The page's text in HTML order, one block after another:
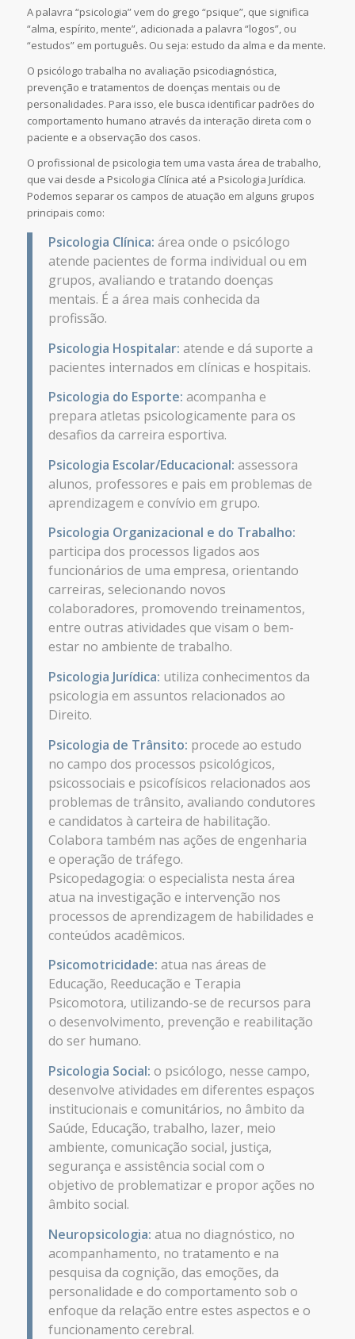
A palavra “psicologia” vem do grego “psique”, que significa
“alma, espírito, mente”, adicionada a palavra “logos”, ou
“estudos” em português. Ou seja: estudo da alma e da mente.
O psicólogo trabalha no avaliação psicodiagnóstica,
prevenção e tratamentos de doenças mentais ou de
personalidades. Para isso, ele busca identificar padrões do
comportamento humano através da interação direta com o
paciente e a observação dos casos.
O profissional de psicologia tem uma vasta área de trabalho,
que vai desde a Psicologia Clínica até a Psicologia Jurídica.
Podemos separar os campos de atuação em alguns grupos
principais como:
Psicologia Clínica: área onde o psicólogo
atende pacientes de forma individual ou em
grupos, avaliando e tratando doenças
mentais. É a área mais conhecida da
profissão.
Psicologia Hospitalar: atende e dá suporte a
pacientes internados em clínicas e hospitais.
Psicologia do Esporte: acompanha e
prepara atletas psicologicamente para os
desafios da carreira esportiva.
Psicologia Escolar/Educacional: assessora
alunos, professores e pais em problemas de
aprendizagem e convívio em grupo.
Psicologia Organizacional e do Trabalho:
participa dos processos ligados aos
funcionários de uma empresa, orientando
carreiras, selecionando novos
colaboradores, promovendo treinamentos,
entre outras atividades que visam o bem-
estar no ambiente de trabalho.
Psicologia Jurídica: utiliza conhecimentos da
psicologia em assuntos relacionados ao
Direito.
Psicologia de Trânsito: procede ao estudo
no campo dos processos psicológicos,
psicossociais e psicofísicos relacionados aos
problemas de trânsito, avaliando condutores
e candidatos à carteira de habilitação.
Colabora também nas ações de engenharia
e operação de tráfego.
Psicopedagogia: o especialista nesta área
atua na investigação e intervenção nos
processos de aprendizagem de habilidades e
conteúdos acadêmicos.
Psicomotricidade: atua nas áreas de
Educação, Reeducação e Terapia
Psicomotora, utilizando-se de recursos para
o desenvolvimento, prevenção e reabilitação
do ser humano.
Psicologia Social: o psicólogo, nesse campo,
desenvolve atividades em diferentes espaços
institucionais e comunitários, no âmbito da
Saúde, Educação, trabalho, lazer, meio
ambiente, comunicação social, justiça,
segurança e assistência social com o
objetivo de problematizar e propor ações no
âmbito social.
Neuropsicologia: atua no diagnóstico, no
acompanhamento, no tratamento e na
pesquisa da cognição, das emoções, da
personalidade e do comportamento sob o
enfoque da relação entre estes aspectos e o
funcionamento cerebral.